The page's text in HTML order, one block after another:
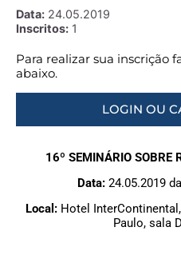
Data: 24.05.2019
Inscritos: 1
Para realizar sua inscrição
abaixo.
LOGIN OU
16º SEMINÁRIO SOBRE
Data:24.05.2019
Local: Hotel
Paulo, sala